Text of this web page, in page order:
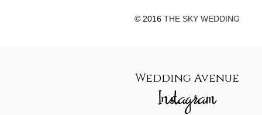
© 2016 THE SKY WEDDING
Wedding Avenue
Instagram